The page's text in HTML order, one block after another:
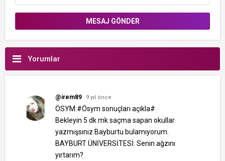
MESAJ GÖNDER
Yorumlar
@irem89 9 yıl önce
ÖSYM:#Ösym sonuçları açıkla#
Bekleyin 5 dk mk saçma sapan okullar
yazmışsınız Bayburtu bulamıyorum.
BAYBURT ÜNİVERSİTESİ: Senin ağzını
yırtarım?